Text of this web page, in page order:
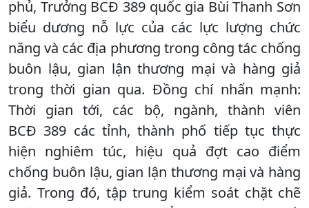
phủ, Trưởng BCĐ 389 quốc gia Bùi Thanh Sơn
biểu dương nỗ lực của các lực lượng chức
năng và các địa phương trong công tác chống
buôn lậu, gian lận thương mại và hàng giả
trong thời gian qua. Đồng chí nhấn mạnh:
Thời gian tới, các bộ, ngành, thành viên
BCĐ 389 các tỉnh, thành phố tiếp tục thực
hiện nghiêm túc, hiệu quả đợt cao điểm
chống buôn lậu, gian lận thương mại và hàng
giả. Trong đó, tập trung kiểm soát chặt chẽ